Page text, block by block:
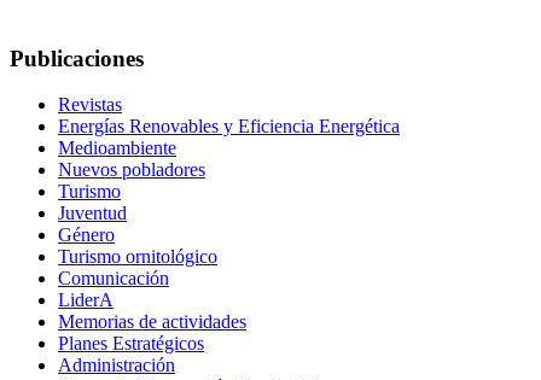
Publicaciones
Revistas
Energías Renovables y Eficiencia Energética
Medioambiente
Nuevos pobladores
Turismo
Juventud
Género
Turismo ornitológico
Comunicación
LiderA
Memorias de actividades
Planes Estratégicos
Administración